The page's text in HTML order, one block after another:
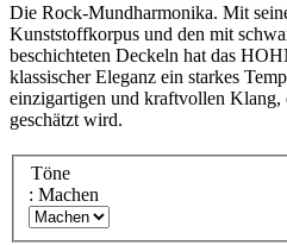
Die Rock-Mundharmonika. Mit
Kunststoffkorpus und den mit
beschichteten Deckeln hat das
klassischer Eleganz ein starkes
einzigartigen und kraftvollen Klang,
geschätzt wird.
Töne
: Machen